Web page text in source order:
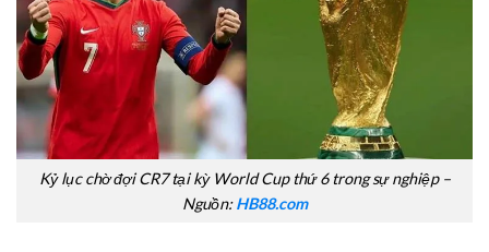
Kỷ lục chờ đợi CR7 tại kỳ World Cup thứ 6 trong sự nghiệp –
Nguồn:HB88.com